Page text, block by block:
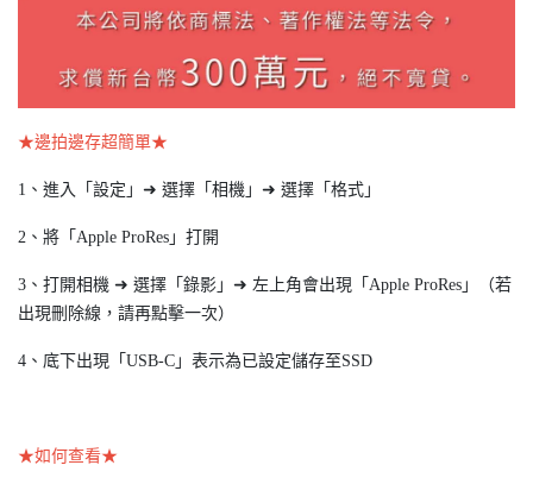
★邊拍邊存超簡單★
1、進入「設定」➜ 選擇「相機」➜ 選擇「格式」
2、將「Apple ProRes」打開
3、打開相機 ➜ 選擇「錄影」➜ 左上角會出現「Apple ProRes」（若
出現刪除線，請再點擊一次）
4、底下出現「USB-C」表示為已設定儲存至SSD
★如何查看★